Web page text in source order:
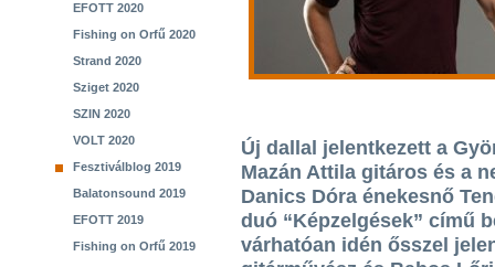
EFOTT 2020
Fishing on Orfű 2020
Strand 2020
Sziget 2020
SZIN 2020
VOLT 2020
Fesztiválblog 2019
Balatonsound 2019
EFOTT 2019
Fishing on Orfű 2019
Új dallal jelentkezett a
Mazán Attila gitáros és a
Danics Dóra énekesnő
duó “Képzelgések” című
várhatóan idén ősszel